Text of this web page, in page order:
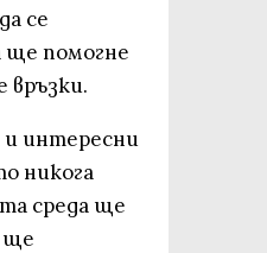
се
ще помогне
връзки.
интересни
никога
среда ще
ще